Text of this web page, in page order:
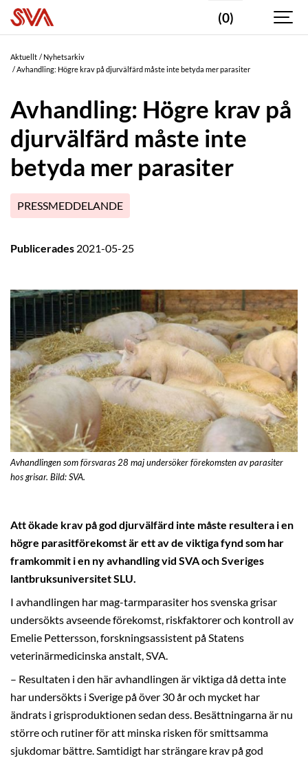
(0)
Aktuellt
Nyhetsarkiv
Avhandling: Högre krav på djurvälfärd måste inte betyda mer parasiter
Avhandling: Högre krav på
djurvälfärd måste inte
betyda mer parasiter
PRESSMEDDELANDE
Publicerades 2021-05-25
Avhandlingen som försvaras 28 maj undersöker förekomsten av parasiter
hos grisar. Bild: SVA.
Att ökade krav på god djurvälfärd inte måste resultera i en
högre parasitförekomst är ett av de viktiga fynd som har
framkommit i en ny avhandling vid SVA och Sveriges
lantbruksuniversitet SLU.
I avhandlingen har mag-tarmparasiter hos svenska grisar
undersökts avseende förekomst, riskfaktorer och kontroll av
Emelie Pettersson, forskningsassistent på Statens
veterinärmedicinska anstalt, SVA.
– Resultaten i den här avhandlingen är viktiga då detta inte
har undersökts i Sverige på över 30 år och mycket har
ändrats i grisproduktionen sedan dess. Besättningarna är nu
större och rutiner för att minska risken för smittsamma
sjukdomar bättre. Samtidigt har strängare krav på god